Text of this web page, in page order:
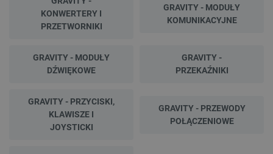
KONWERTERY I
PRZETWORNIKI
GRAVITY - MODUŁY
KOMUNIKACYJNE
GRAVITY - MODUŁY
DŹWIĘKOWE
GRAVITY -
PRZEKAŹNIKI
GRAVITY - PRZYCISKI,
KLAWISZE I
JOYSTICKI
GRAVITY - PRZEWODY
POŁĄCZENIOWE